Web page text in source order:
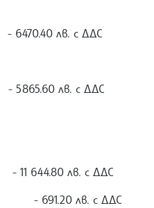
лв. с ДДС
лв. с ДДС
лв. с ДДС
691.20 лв. с ДДС